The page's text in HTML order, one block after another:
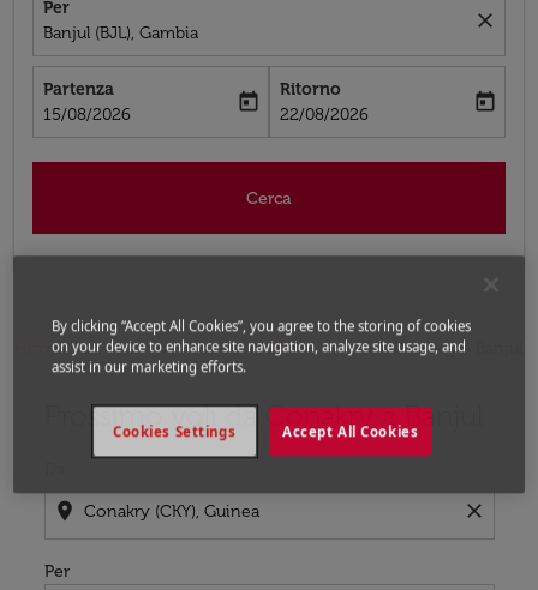
Per
Banjul (BJL), Gambia
close
Partenza
fc-booking-departure-date-aria-label
15/08/2026
today
Ritorno
fc-booking-return-date-aria-label
22/08/2026
today
Cerca
Home Voli Voli per Gambia Voli Conakry - Banjul
Prossimo voli da Conakry a Banjul
location_on close
Per
Prova ad aggiornare il tuo percorso (origine e/o
By clicking “Accept All Cookies”, you agree to the storing of cookies
on your device to enhance site navigation, analyze site usage, and
assist in our marketing efforts.
Accept All Cookies
Cookies Settings